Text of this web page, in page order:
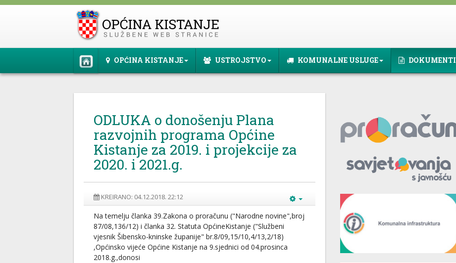
OPĆINA KISTANJE USTROJSTVO KOMUNALNE USLUGE DOKUMENTI
ODLUKA o donošenju Plana
razvojnih programa Općine
Kistanje za 2019. i projekcije za
2020. i 2021.g.
KREIRANO: 04.12.2018. 22:12
Na temelju članka 39.Zakona o proračunu ("Narodne novine",broj
87/08,136/12) i članka 32. Statuta OpćineKistanje ("Službeni
vjesnik Šibensko-kninske županije" br.8/09,15/10,4/13,2/18)
,Općinsko vijeće Općine Kistanje na 9.sjednici od 04.prosinca
2018.g.,donosi